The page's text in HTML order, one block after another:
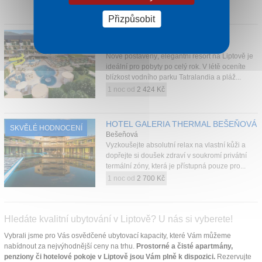
Nově postavený, elegantní resort na Liptově je
ideální pro pobyty po celý rok. V létě oceníte
blízkost vodního parku Tatralandia a pláž...
1 noc od 2 424 Kč
SKVĚLÉ HODNOCENÍ HOTEL GALERIA THERMAL BEŠEŇOVÁ
Bešeňová
Vyzkoušejte absolutní relax na vlastní kůži a
dopřejte si doušek zdraví v soukromí privátní
termální zóny, která je přístupná pouze pro...
1 noc od 2 700 Kč
Hledáte kvalitní ubytování v Liptově? U nás si vyberete!
Vybrali jsme pro Vás osvědčené ubytovací kapacity, které Vám můžeme
nabídnout za nejvýhodnější ceny na trhu. Prostorné a čisté apartmány,
penziony či hotelové pokoje v Liptově jsou Vám plně k dispozici. Rezervujte
Přizpůsobit